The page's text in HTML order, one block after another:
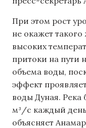
При этом рост
не окажет
высоких
притоки на пути
объема воды,
эффект
воды Дуная. Река
м³/с каждый
объясняет